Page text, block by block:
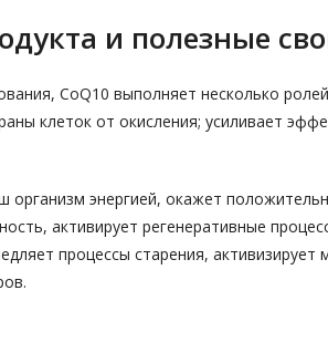
и полезные
CoQ10 выполняет несколько
клеток от окисления; усиливает
организм энергией, окажет
активирует регенеративные
процессы старения,